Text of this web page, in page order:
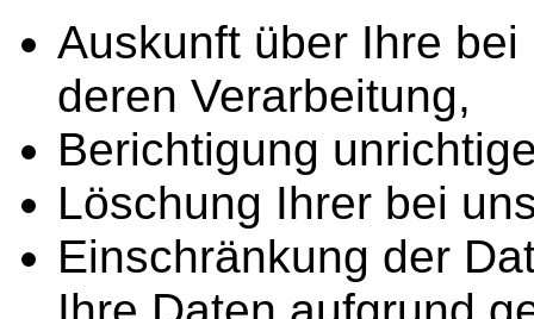
Auskunft über Ihre
deren Verarbeitung,
Berichtigung
Löschung Ihrer bei
Einschränkung der